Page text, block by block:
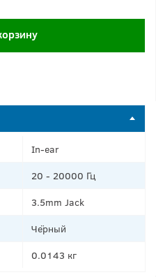
In-ear
20 - 20000 Гц
3.5mm Jack
Чёрный
0.0143 кг